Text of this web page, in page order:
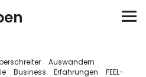
Auswandern
Business Erfahrungen
FEEL-